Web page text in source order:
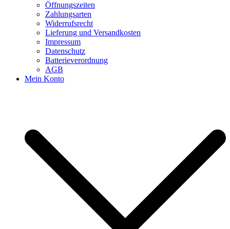
Öffnungszeiten
Zahlungsarten
Widerrufsrecht
Lieferung und Versandkosten
Impressum
Datenschutz
Batterieverordnung
AGB
Mein Konto